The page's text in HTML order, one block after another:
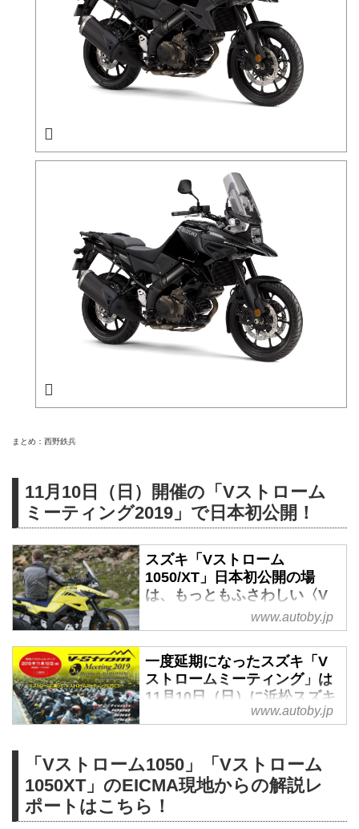
まとめ：西野鉄兵
11月10日（日）開催の「Vストローム
ミーティング2019」で日本初公開！
スズキ「Vストローム
1050/XT」日本初公開の場
は、もっともふさわしい〈V
ストロームミーティング
2019〉に決定！ 11月10日
（日）開催 - webオートバイ
浜松のスズキ本社に来場すれば、
アンベールの瞬間に立ち会える！
11月5日に開幕したイタリアミラ
ノのEICMA2019でスズキの新型
ーム1050XT」が世界初公開され
ましたね！
Vストローム1050XT
Vストローム1050XT
www.autoby.jp
一度延期になったスズキ「V
ストロームミーティング」は
11月10日（日）に浜松スズキ
本社で開催されます！ - web
記念すべき5回目の開催！ 全国の
Vストローム乗りが大集合！
9月8日に予定されていた「Vスト
ロームミーティング」が台風の影
www.autoby.jp
「Vストローム1050」「Vストローム
1050XT」のEICMA現地からの解説レ
ポートはこちら！